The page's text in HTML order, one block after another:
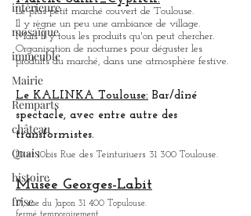
intérieure
mosaïque
immeuble
Mairie
Remparts
château
Quais
histoire
frise
3, rue Pierre Laplace.
Marché Saint_Cyprien:
Le plus petit marché couvert de Toulouse.
Il y règne un peu une ambiancedevillage.
Mais il y tous les produits qu'on peut chercher.
Organisation de nocturnes pour déguster les
produits du marché, dans une atmosphère festive.
Le KALINKA Toulouse:
spectacle, avec entre autre des
transformistes.
10 et 10bis Rue des Teinturiuers 31 300 Toulouse.